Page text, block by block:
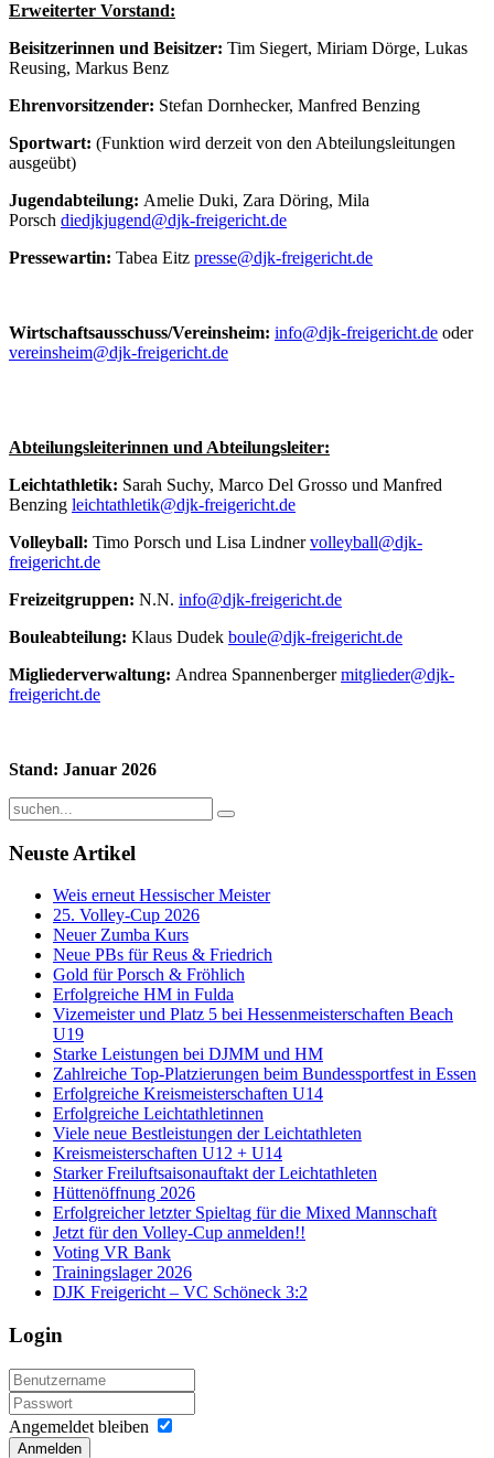
Erweiterter Vorstand:
Beisitzerinnen und Beisitzer: Tim Siegert, Miriam Dörge, Lukas
Reusing, Markus Benz
Ehrenvorsitzender: Stefan Dornhecker, Manfred Benzing
Sportwart: (Funktion wird derzeit von den Abteilungsleitungen
ausgeübt)
Jugendabteilung: Amelie Duki, Zara Döring, Mila
Porsch diedjkjugend@djk-freigericht.de
Pressewartin: Tabea Eitz presse@djk-freigericht.de
Wirtschaftsausschuss/Vereinsheim: info@djk-freigericht.de oder
vereinsheim@djk-freigericht.de
Abteilungsleiterinnen und Abteilungsleiter:
Leichtathletik: Sarah Suchy, Marco Del Grosso und Manfred
Benzing leichtathletik@djk-freigericht.de
Volleyball: Timo Porsch und Lisa Lindnervolleyball@djk-
freigericht.de
Freizeitgruppen: N.N. info@djk-freigericht.de
Bouleabteilung: Klaus Dudek boule@djk-freigericht.de
Migliederverwaltung: Andrea Spannenbergermitglieder@djk-
freigericht.de
Stand: Januar 2026
Neuste Artikel
Weis erneut Hessischer Meister
25. Volley-Cup 2026
Neuer Zumba Kurs
Neue PBs für Reus & Friedrich
Gold für Porsch & Fröhlich
Erfolgreiche HM in Fulda
Vizemeister und Platz 5 bei Hessenmeisterschaften Beach
U19
Starke Leistungen bei DJMM und HM
Zahlreiche Top-Platzierungen beim Bundessportfest in Essen
Erfolgreiche Kreismeisterschaften U14
Erfolgreiche Leichtathletinnen
Viele neue Bestleistungen der Leichtathleten
Kreismeisterschaften U12 + U14
Starker Freiluftsaisonauftakt der Leichtathleten
Hüttenöffnung 2026
Erfolgreicher letzter Spieltag für die Mixed Mannschaft
Jetzt für den Volley-Cup anmelden!!
Voting VR Bank
Trainingslager 2026
DJK Freigericht – VC Schöneck 3:2
Login
Angemeldet bleiben
Anmelden